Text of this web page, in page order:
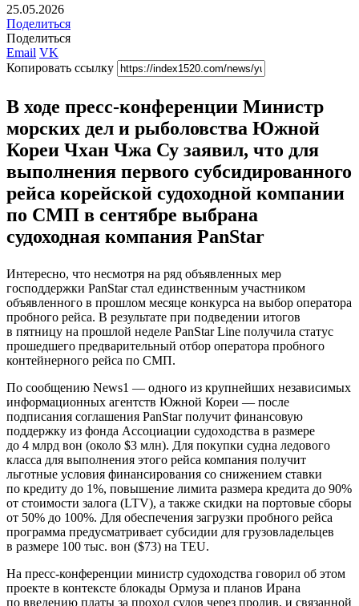
25.05.2026
Поделиться
Поделиться
Email VK
Копировать ссылку
В ходе пресс-конференции Министр
морских дел и рыболовства Южной
Кореи Чхан Чжа Су заявил, что для
выполнения первого субсидированного
рейса корейской судоходной компании
по СМП в сентябре выбрана
судоходная компания PanStar
Интересно, что несмотря на ряд объявленных мер
господдержки PanStar стал единственным участником
объявленного в прошлом месяце конкурса на выбор оператора
пробного рейса. В результате при подведении итогов
в пятницу на прошлой неделе PanStar Line получила статус
прошедшего предварительный отбор оператора пробного
контейнерного рейса по СМП.
По сообщению News1 — одного из крупнейших независимых
информационных агентств Южной Кореи — после
подписания соглашения PanStar получит финансовую
поддержку из фонда Ассоциации судоходства в размере
до 4 млрд вон (около $3 млн). Для покупки судна ледового
класса для выполнения этого рейса компания получит
льготные условия финансирования со снижением ставки
по кредиту до 1%, повышение лимита размера кредита до 90%
от стоимости залога (LTV), а также скидки на портовые сборы
от 50% до 100%. Для обеспечения загрузки пробного рейса
программа предусматривает субсидии для грузовладельцев
в размере 100 тыс. вон ($73) на TEU.
На пресс-конференции министр судоходства говорил об этом
проекте в контексте блокады Ормуза и планов Ирана
по введению платы за проход судов через пролив, и связанной